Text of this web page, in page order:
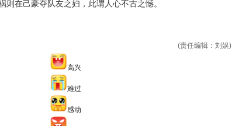
在己豪夺队友之妇，此谓人心不古之憾。
(责任编辑：刘娱)
高兴
难过
感动